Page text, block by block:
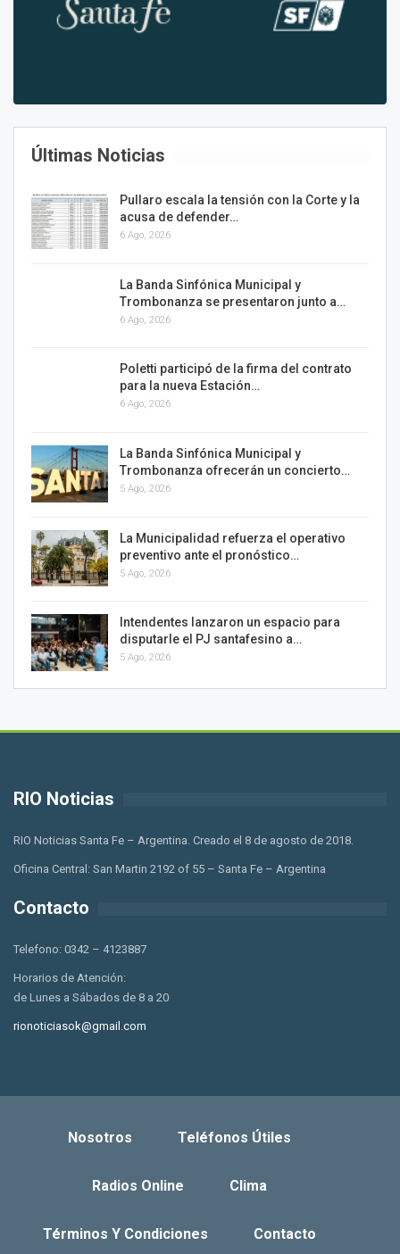
Últimas Noticias
Pullaro escala la tensión con la Corte y la
acusa de defender…
6 Ago, 2026
La Banda Sinfónica Municipal y
Trombonanza se presentaron junto a…
6 Ago, 2026
Poletti participó de la firma del contrato
para la nueva Estación…
6 Ago, 2026
La Banda Sinfónica Municipal y
Trombonanza ofrecerán un concierto…
5 Ago, 2026
La Municipalidad refuerza el operativo
preventivo ante el pronóstico…
5 Ago, 2026
Intendentes lanzaron un espacio para
disputarle el PJ santafesino a…
5 Ago, 2026
RIO Noticias
RIO Noticias Santa Fe – Argentina. Creado el 8 de agosto de 2018.
Oficina Central: San Martin 2192 of 55 – Santa Fe – Argentina
Contacto
Telefono: 0342 – 4123887
Horarios de Atención:
de Lunes a Sábados de 8 a 20
rionoticiasok@gmail.com
Nosotros Teléfonos Útiles
Radios Online Clima
Términos Y Condiciones Contacto